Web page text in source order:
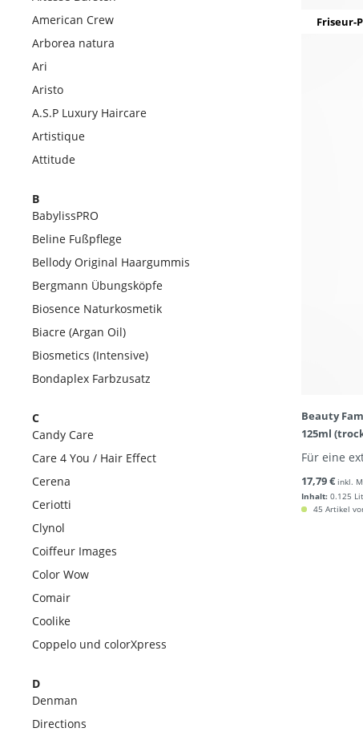
American Crew
Arborea natura
Ari
Aristo
A.S.P Luxury Haircare
Artistique
Attitude
B
BabylissPRO
Beline Fußpflege
Bellody Original Haargummis
Bergmann Übungsköpfe
Biosence Naturkosmetik
Biacre (Argan Oil)
Biosmetics (Intensive)
Bondaplex Farbzusatz
C
Candy Care
Care 4 You / Hair Effect
Cerena
Ceriotti
Clynol
Coiffeur Images
Color Wow
Comair
Coolike
Coppelo und colorXpress
D
Denman
Directions
Friseur-
Beauty
125ml
Für eine
Inhalt: 0.125
17,79 € inkl.
45 Artikel